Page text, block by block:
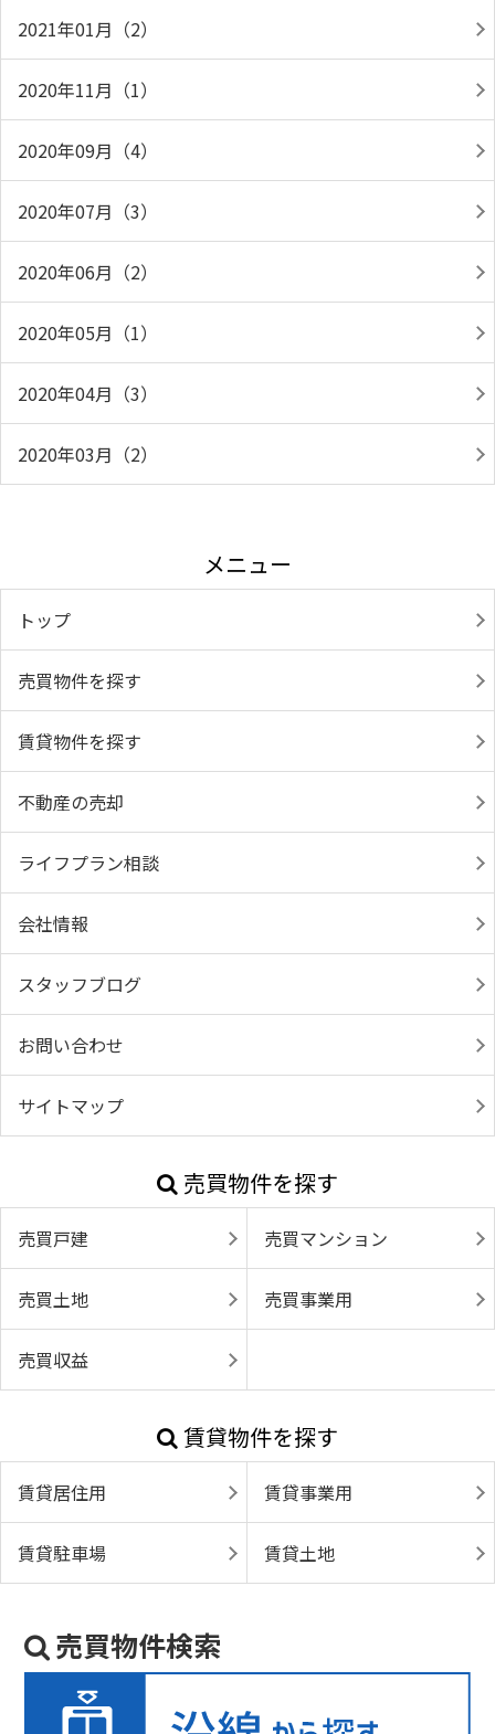
2021年01月（2）
2020年11月（1）
2020年09月（4）
2020年07月（3）
2020年06月（2）
2020年05月（1）
2020年04月（3）
2020年03月（2）
メニュー
トップ
売買物件を探す
賃貸物件を探す
不動産の売却
ライフプラン相談
会社情報
スタッフブログ
お問い合わせ
サイトマップ
売買物件を探す
売買戸建 売買マンション
売買土地 売買事業用
売買収益
賃貸物件を探す
賃貸居住用 賃貸事業用
賃貸駐車場 賃貸土地
売買物件検索